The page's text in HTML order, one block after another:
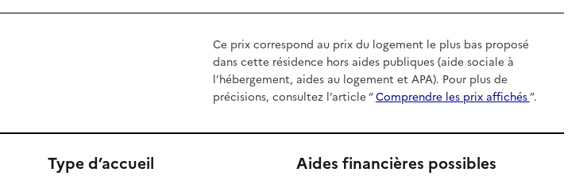
Ce prix correspond au prix du logement le plus bas proposé
dans cette résidence hors aides publiques (aide sociale à
l’hébergement, aides au logement et APA). Pour plus de
précisions, consultez l’article “Comprendre les prix affichés”.
Type d’accueil Aides financières possibles